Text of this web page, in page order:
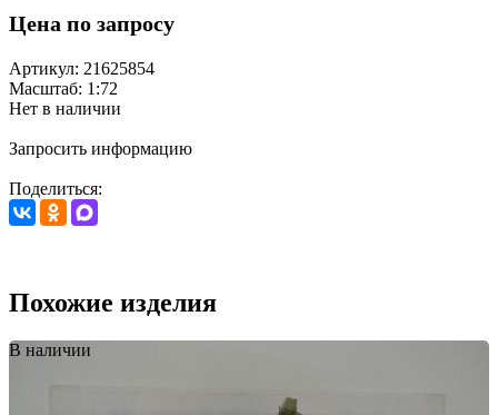
Цена по запросу
Артикул: 21625854
Масштаб: 1:72
Нет в наличии
Запросить информацию
Поделиться:
Похожие изделия
В наличии